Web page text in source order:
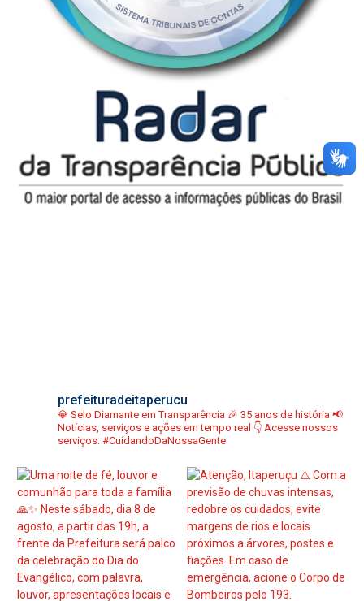
prefeituradeitaperucu
💎 Selo Diamante em Transparência 🎉 35 anos de história 📢
Notícias, serviços e ações em tempo real 👇 Acesse nossos
serviços: #CuidandoDaNossaGente